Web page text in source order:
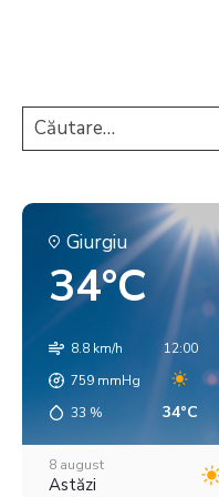
Giurgiu
34°C
8.8 km/h
759 mmHg
33 %
12:00
34°C
8 august
Astăzi